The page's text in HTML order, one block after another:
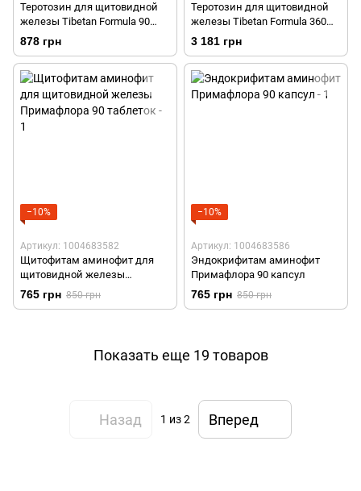
Теротозин для щитовидной
железы Tibetan Formula 90
таблеток
878 грн
Теротозин для щитовидной
железы Tibetan Formula 360
таблеток
3 181 грн
−10%
Артикул: 1004683582
Щитофитам аминофит для
щитовидной железы
Примафлора 90 таблеток
765 грн 850 грн
−10%
Артикул: 1004683586
Эндокрифитам аминофит
Примафлора 90 капсул
765 грн 850 грн
Показать еще 19 товаров
Назад 1 из 2 Вперед